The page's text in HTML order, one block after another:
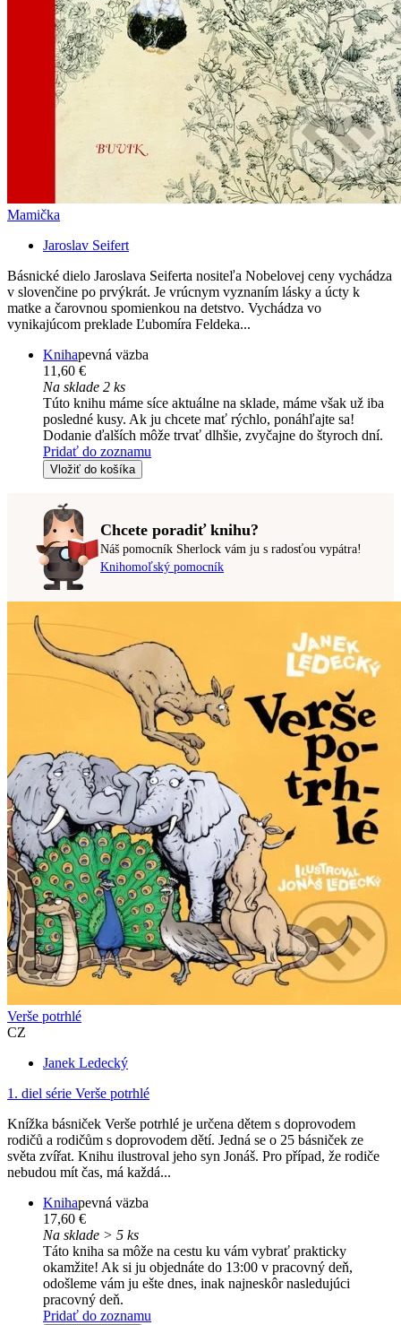
Mamička
Jaroslav Seifert
Básnické dielo Jaroslava Seiferta nositeľa Nobelovej ceny vychádza
v slovenčine po prvýkrát. Je vrúcnym vyznaním lásky a úcty k
matke a čarovnou spomienkou na detstvo. Vychádza vo
vynikajúcom preklade Ľubomíra Feldeka...
Knihapevná väzba
11,60 €
Na sklade 2 ks
Túto knihu máme síce aktuálne na sklade, máme však už iba
posledné kusy. Ak ju chcete mať rýchlo, ponáhľajte sa!
Dodanie ďalších môže trvať dlhšie, zvyčajne do štyroch dní.
Pridať do zoznamu
Vložiť do košíka
Chcete poradiť knihu?
Náš pomocník Sherlock vám ju s radosťou vypátra!
Knihomoľský pomocník
Verše potrhlé
CZ
Janek Ledecký
1. diel série Verše potrhlé
Knížka básniček Verše potrhlé je určena dětem s doprovodem
rodičů a rodičům s doprovodem dětí. Jedná se o 25 básniček ze
světa zvířat. Knihu ilustroval jeho syn Jonáš. Pro případ, že rodiče
nebudou mít čas, má každá...
Knihapevná väzba
17,60 €
Na sklade > 5 ks
Táto kniha sa môže na cestu ku vám vybrať prakticky
okamžite! Ak si ju objednáte do 13:00 v pracovný deň,
odošleme vám ju ešte dnes, inak najneskôr nasledujúci
pracovný deň.
Pridať do zoznamu